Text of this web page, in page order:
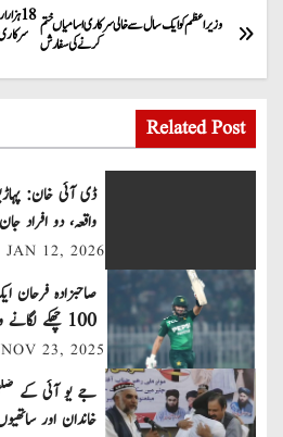
P
o
s
t
v
i
g
18
وزیراعظم کو ایک سال سے خالی سرکاری اسامیاں ختم
کرنے کی سفارش
Related Post
ڈی آئی خان:
واقعہ، دو افراد
JAN 12, 2026
صاحبزادہ فرحان
100 چھکے لگانے والے پہلے پاکستانی بیٹر بن گئے
NOV 23, 2025
جے یو آئی کے ضلعی
خاندان اور